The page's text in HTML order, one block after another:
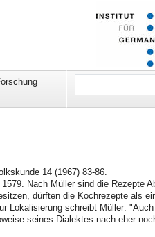
Website
14 (1967) 83-86.
Nach Müller sind die Rezepte
dürften die Kochrezepte als
Lokalisierung schreibt Müller:
seines Dialektes nach eher